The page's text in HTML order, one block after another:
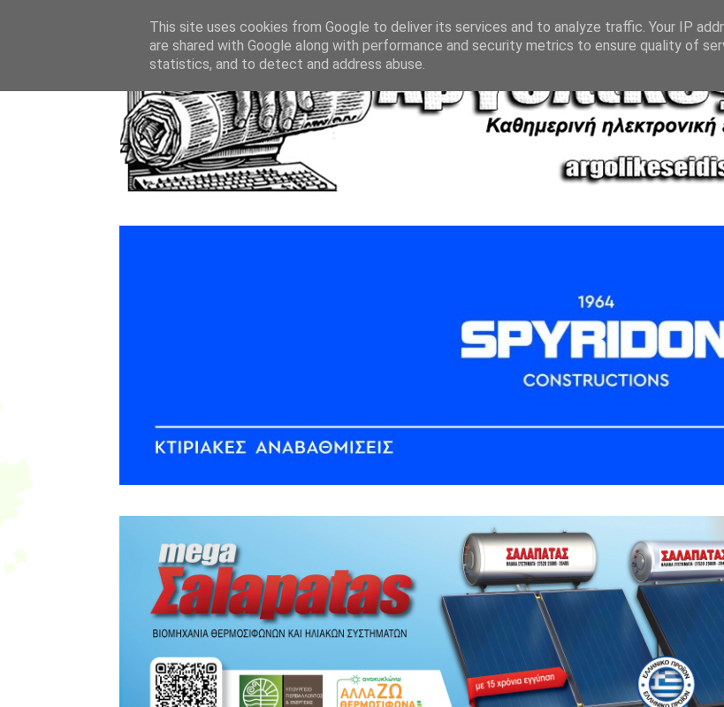
This site uses cookies from Google to deliver its services and to analyze traffic. Your IP
are shared with Google along with performance and security metrics to ensure quality of
statistics, and to detect and address abuse.